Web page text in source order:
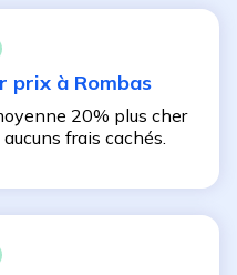
prix à Rombas
20% plus cher
frais cachés.